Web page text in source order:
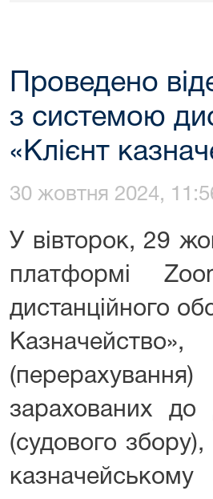
Проведено
з системою
«Клієнт
30 жовтня 2024,
У вівторок, 29
платформі
дистанційного
зарахованих до
(судового